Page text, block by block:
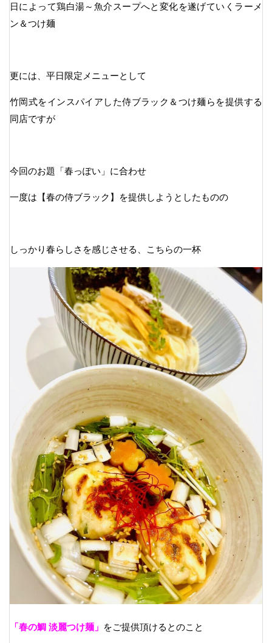
日によって鶏白湯～魚介スープへと変化を遂げていくラーメ
ン＆つけ麺
更には、平日限定メニューとして
竹岡式をインスパイアした侍ブラック＆つけ麺らを提供する
同店ですが
今回のお題「春っぽい」に合わせ
一度は【春の侍ブラック】を提供しようとしたものの
しっかり春らしさを感じさせる、こちらの一杯
「春の鯛 淡麗つけ麺」 をご提供頂けるとのこと